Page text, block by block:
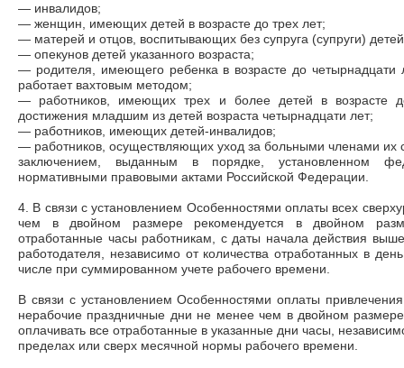
— инвалидов;
— женщин, имеющих детей в возрасте до трех лет;
— матерей и отцов, воспитывающих без супруга (супруги)
— опекунов детей указанного возраста;
— родителя, имеющего ребенка в возрасте до четырнадцати
работает вахтовым методом;
— работников, имеющих трех и более детей в возрасте
достижения младшим из детей возраста четырнадцати лет;
— работников, имеющих детей-инвалидов;
— работников, осуществляющих уход за больными членами их
заключением, выданным в порядке, установленном
нормативными правовыми актами Российской Федерации.
4. В связи с установлением Особенностями оплаты всех
чем в двойном размере рекомендуется в двойном
отработанные часы работникам, с даты начала действия
работодателя, независимо от количества отработанных в
числе при суммированном учете рабочего времени.
В связи с установлением Особенностями оплаты
нерабочие праздничные дни не менее чем в двойном
оплачивать все отработанные в указанные дни часы,
пределах или сверх месячной нормы рабочего времени.